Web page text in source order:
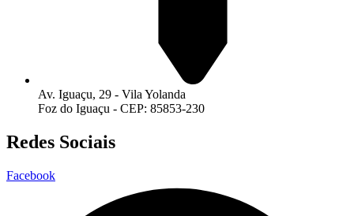
Av. Iguaçu, 29 - Vila Yolanda
Foz do Iguaçu - CEP: 85853-230
Redes Sociais
Facebook